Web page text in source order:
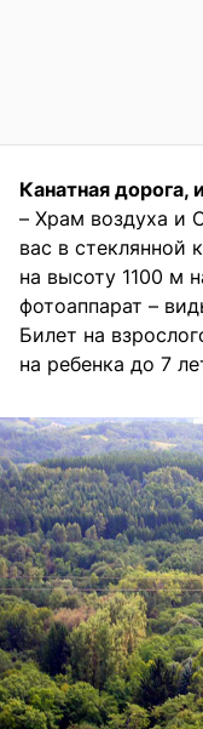
Канатная дорога,
– Храм воздуха и
вас в стеклянной
на высоту 1100 м
фотоаппарат –
Билет на
на ребенка до 7